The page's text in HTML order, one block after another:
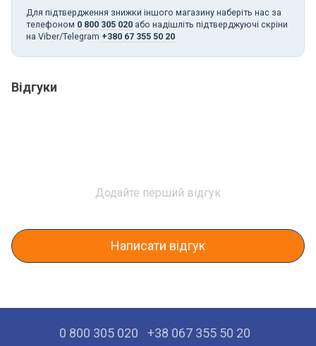
Для підтвердження знижки іншого магазину наберіть нас за
телефоном 0 800 305 020 або надішліть підтверджуючі скріни
на Viber/Telegram +380 67 355 50 20
Відгуки
Додайте перший відгук
Написати відгук
0 800 305 020 +38 067 355 50 20